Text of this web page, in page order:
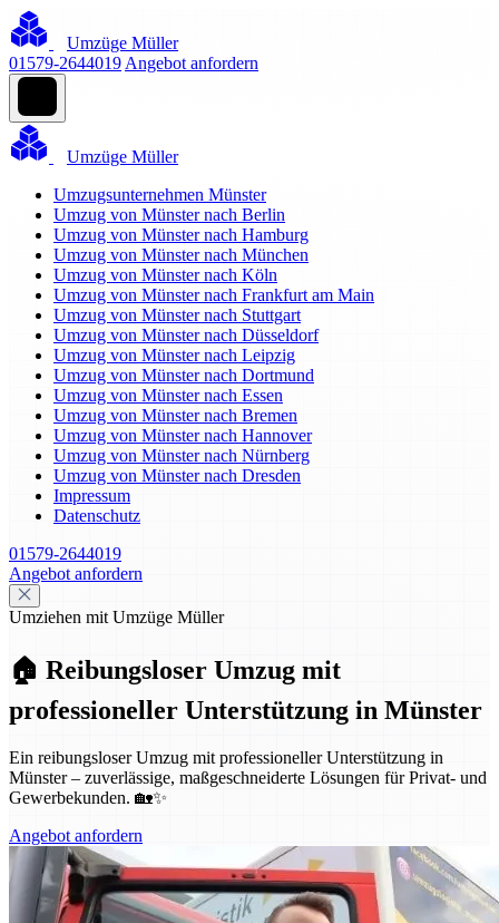
Umzüge Müller
01579-2644019 Angebot anfordern
Umzüge Müller
Umzugsunternehmen Münster
Umzug von Münster nach Berlin
Umzug von Münster nach Hamburg
Umzug von Münster nach München
Umzug von Münster nach Köln
Umzug von Münster nach Frankfurt am Main
Umzug von Münster nach Stuttgart
Umzug von Münster nach Düsseldorf
Umzug von Münster nach Leipzig
Umzug von Münster nach Dortmund
Umzug von Münster nach Essen
Umzug von Münster nach Bremen
Umzug von Münster nach Hannover
Umzug von Münster nach Nürnberg
Umzug von Münster nach Dresden
Impressum
Datenschutz
01579-2644019
Angebot anfordern
Umziehen mit Umzüge Müller
🏠 Reibungsloser Umzug mit
professioneller Unterstützung in Münster
Ein reibungsloser Umzug mit professioneller Unterstützung in
Münster – zuverlässige, maßgeschneiderte Lösungen für Privat- und
Gewerbekunden. 🏡✨
Angebot anfordern